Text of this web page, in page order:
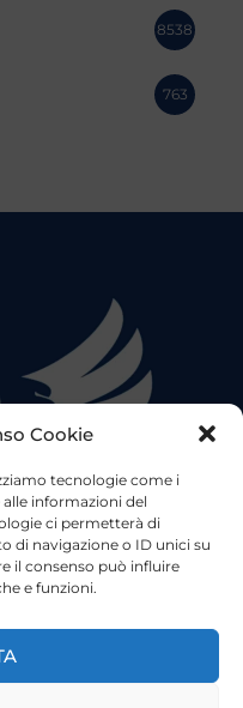
Cookie
tecnologie come i
informazioni del
ci permetterà di
di navigazione o ID unici su
il consenso può influire
e funzioni.
8538
763
Lazio Live TV